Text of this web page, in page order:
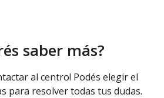
saber más?
al centro! Podés elegir el
para resolver todas tus dudas.